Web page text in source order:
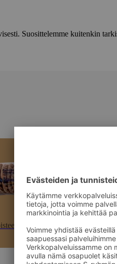
Suosittelemme kuitenkin
tuotteet